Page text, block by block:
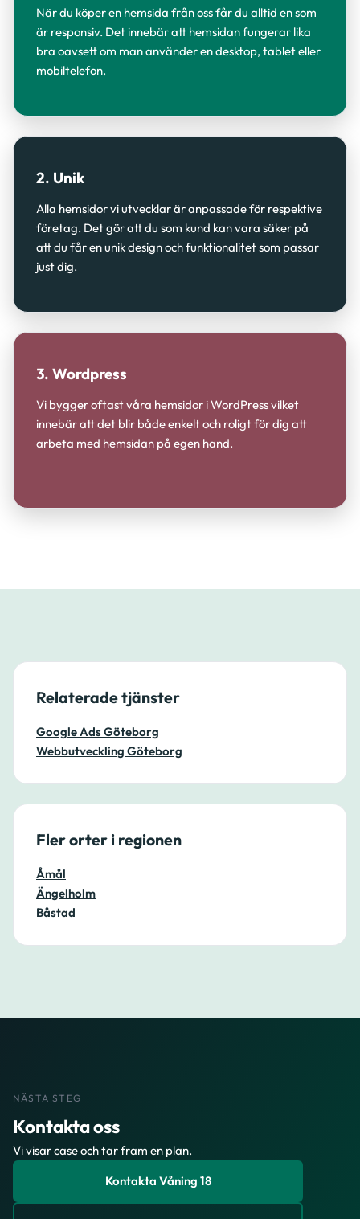
När du köper en hemsida från oss får du alltid en som
är responsiv. Det innebär att hemsidan fungerar lika
bra oavsett om man använder en desktop, tablet eller
mobiltelefon.
2. Unik
Alla hemsidor vi utvecklar är anpassade för respektive
företag. Det gör att du som kund kan vara säker på
att du får en unik design och funktionalitet som passar
just dig.
3. Wordpress
Vi bygger oftast våra hemsidor i WordPress vilket
innebär att det blir både enkelt och roligt för dig att
arbeta med hemsidan på egen hand.
Relaterade tjänster
Google Ads Göteborg
Webbutveckling Göteborg
Fler orter i regionen
Åmål
Ängelholm
Båstad
NÄSTA STEG
Kontakta oss
Vi visar case och tar fram en plan.
Kontakta Våning 18